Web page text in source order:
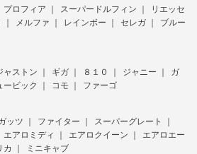
プロフィア スーパードルフィン
リエッセ
メルファ レインボー セレガ
ブルー
ャストン ギガ ８１０ ジャニー
ガ
ービック コモ ファーゴ
ッツ ファイター
スーパーグレート
エアロミディ エアロクイーン
エアロエー
カ ミニキャブ